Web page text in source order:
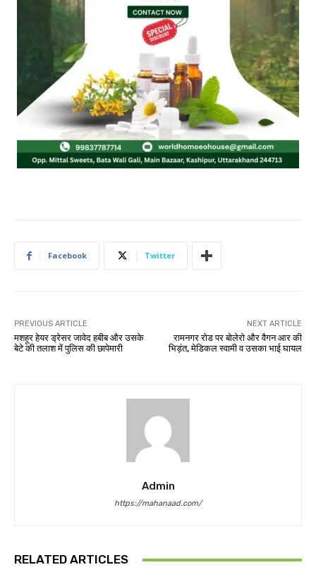
Facebook Twitter
PREVIOUS ARTICLE
मशहूर हेयर ड्रेसर जावेद हबीब और उसके
बेटे की तलाश में पुलिस की छापेमारी
NEXT ARTICLE
रामनगर रोड पर बोलेरो और वैगन आर की
भिड़ंत, मेडिकल स्वामी व उसका भाई घायल
Admin
https://mahanaad.com/
RELATED ARTICLES